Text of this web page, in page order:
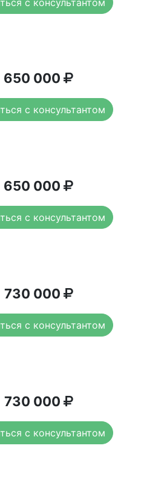
650 000
с консультантом
650 000
с консультантом
730 000
с консультантом
730 000
с консультантом